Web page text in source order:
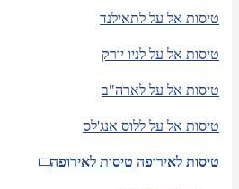
טיסות אל על לתאילנד
טיסות אל על לניו יורק
טיסות אל על לארה"ב
טיסות אל על ללוס אנג'לס
טיסות לאירופה טיסות לאירופה